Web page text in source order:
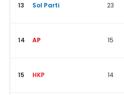
13 Sol Parti 23
14 AP 15
15 HKP 14